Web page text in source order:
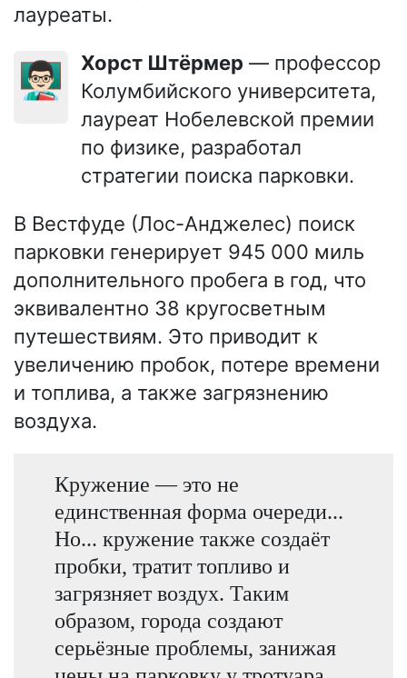
лауреаты.
👨🏻‍🏫 Хорст Штёрмер — профессор
Колумбийского университета,
лауреат Нобелевской премии
по физике, разработал
стратегии поиска парковки.
В Вестфуде (Лос-Анджелес) поиск
парковки генерирует 945 000 миль
дополнительного пробега в год, что
эквивалентно 38 кругосветным
путешествиям. Это приводит к
увеличению пробок, потере времени
и топлива, а также загрязнению
воздуха.
Кружение — это не
единственная форма очереди...
Но... кружение также создаёт
пробки, тратит топливо и
загрязняет воздух. Таким
образом, города создают
серьёзные проблемы, занижая